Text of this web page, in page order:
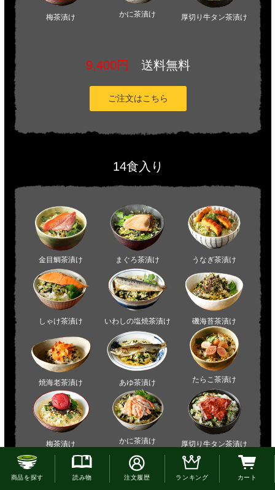
お電話でのご注文はこちら
商品を探す 読み物 注文履歴 ランキング カート